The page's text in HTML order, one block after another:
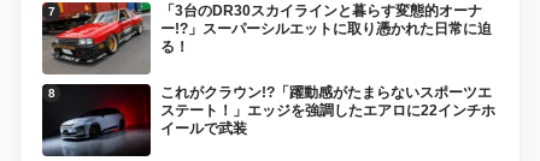
「3台のDR30スカイラインと暮らす変態的オーナ
ー!?」スーパーシルエットに取り憑かれた日常に迫
る！
これがクラウン!?「躍動感がたまらないスポーツエ
ステート！」エッジを強調したエアロに22インチホ
イールで武装